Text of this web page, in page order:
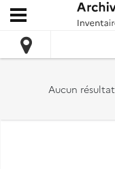
Archives
Ouvrir le menu
Aucun